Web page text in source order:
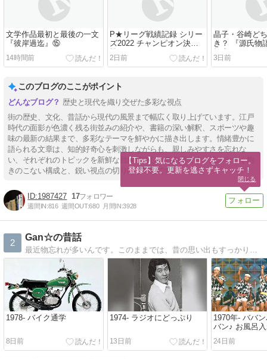
文学作品最初と最後の一文
『彼岸過迄』⑮
14時間前
P★リーグ戦績記録 シリー
ズ2022 チャンピオン決定
2日前
晶子・谷崎ど
き？ 『源氏物
桐壺 19
3日前
このブログのここがポイント
歴史と現代を織り交ぜた多彩な視点
街の歴史、文化、昔話から現代の風景まで幅広く取り上げています。江戸
時代の面影が色濃く残る街並みの紹介や、書籍の深い解釈、スポーツや趣
味の最新の結果まで、多彩なテーマを鮮やかに描き出します。情緒豊かに
語られる文章は、知的好奇心を刺激しながらも、親しみやすさを忘れな
い、それぞれのトピックを新鮮な目線で楽しめる内容です。読みやすく飽
きのこない構成と、鋭い視点の切り口が特徴です。
1987427 17
週間IN:816 週間OUT:680 月間IN:3928
2
Gan☆の昔話
最近物忘れが多いんです。このままでは、昔の思い出もすっかり忘れてしまうかもしれないので、ここに書いておくことにしました。
1978- バイク通学
8日前
1974- ラジオにどっぷり
13日前
1970年- ババ
バン♪ お風呂
24日前
【Tips】気になるブログをフォロー。
登録不要。更新を逃さずキャッチ！
閉じる